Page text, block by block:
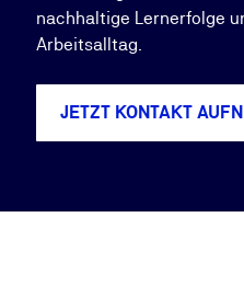
nachhaltige Lernerfolge
Arbeitsalltag.
JETZT KONTAKT